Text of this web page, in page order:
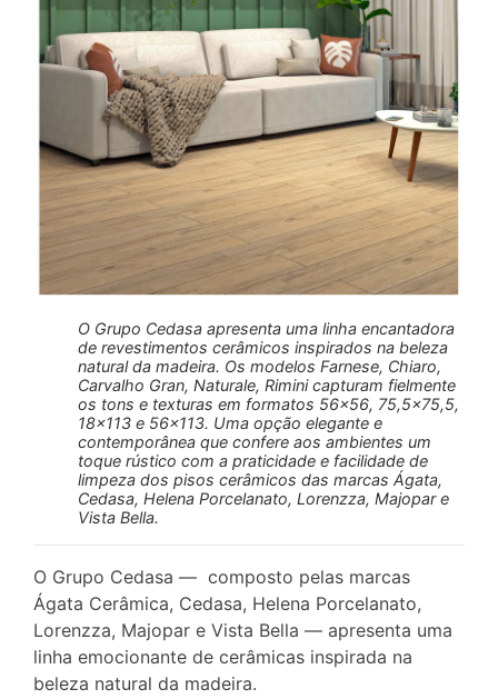
O Grupo Cedasa apresenta uma linha encantadora
de revestimentos cerâmicos inspirados na beleza
natural da madeira. Os modelos Farnese, Chiaro,
Carvalho Gran, Naturale, Rimini capturam fielmente
os tons e texturas em formatos 56×56, 75,5×75,5,
18×113 e 56×113. Uma opção elegante e
contemporânea que confere aos ambientes um
toque rústico com a praticidade e facilidade de
limpeza dos pisos cerâmicos das marcas Ágata,
Cedasa, Helena Porcelanato, Lorenzza, Majopar e
Vista Bella.
O Grupo Cedasa — composto pelas marcas
Ágata Cerâmica, Cedasa, Helena Porcelanato,
Lorenzza, Majopar e Vista Bella — apresenta uma
linha emocionante de cerâmicas inspirada na
beleza natural da madeira.